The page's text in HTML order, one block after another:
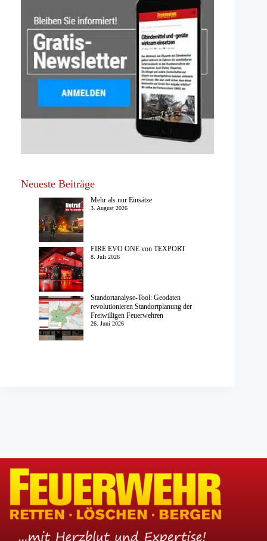
Neueste Beiträge
Mehr als nur Einsätze
3. August 2026
FIRE EVO ONE von TEXPORT
8. Juli 2026
Standortanalyse-Tool: Geodaten
revolutionieren Standortplanung der
Freiwilligen Feuerwehren
26. Juni 2026